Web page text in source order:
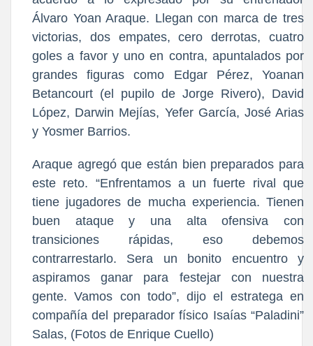
Álvaro Yoan Araque. Llegan con marca de tres
victorias, dos empates, cero derrotas, cuatro
goles a favor y uno en contra, apuntalados por
grandes figuras como Edgar Pérez, Yoanan
Betancourt (el pupilo de Jorge Rivero), David
López, Darwin Mejías, Yefer García, José Arias
y Yosmer Barrios.
Araque agregó que están bien preparados para
este reto. “Enfrentamos a un fuerte rival que
tiene jugadores de mucha experiencia. Tienen
buen ataque y una alta ofensiva con
transiciones rápidas, eso debemos
contrarrestarlo. Sera un bonito encuentro y
aspiramos ganar para festejar con nuestra
gente. Vamos con todo”, dijo el estratega en
compañía del preparador físico Isaías “Paladini”
Salas, (Fotos de Enrique Cuello)